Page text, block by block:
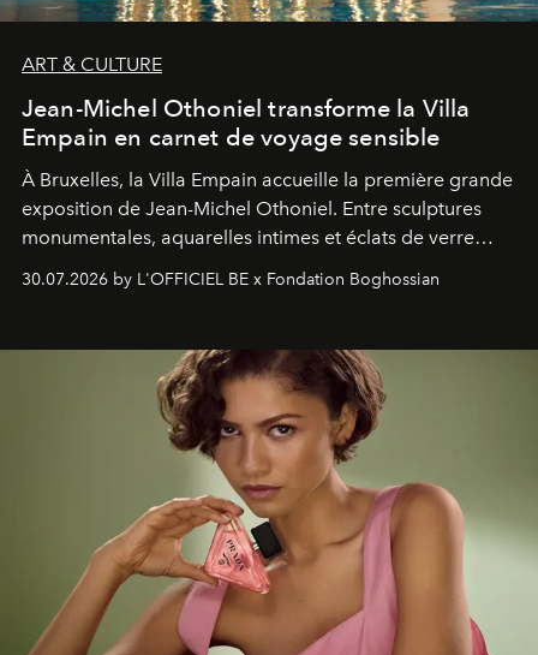
ART & CULTURE
Jean-Michel Othoniel transforme la Villa
Empain en carnet de voyage sensible
À Bruxelles, la Villa Empain accueille la première grande
exposition de Jean-Michel Othoniel. Entre sculptures
monumentales, aquarelles intimes et éclats de verre
émotionnel où chaque œuvre devient le souvenir
émerveillement.
30.07.2026 by L'OFFICIEL BE x Fondation Boghossian